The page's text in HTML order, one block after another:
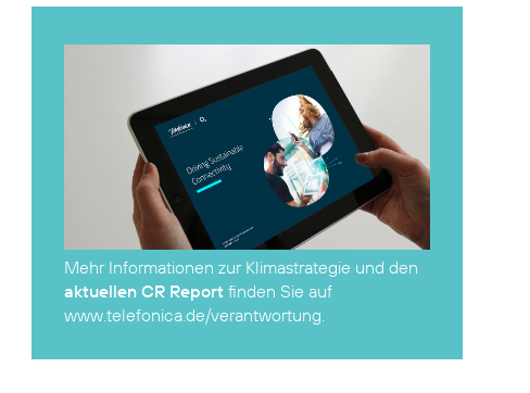
Mehr Informationen zur Klimastrategie und den
aktuellen CR Report finden Sie auf
www.telefonica.de/verantwortung.